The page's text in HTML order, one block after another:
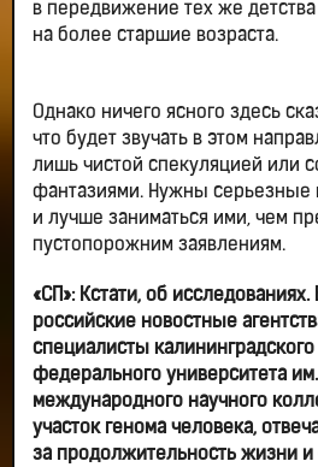
в передвижение тех же
на более старшие возраста.
Однако ничего ясного здесь
что будет звучать в этом
лишь чистой спекуляцией или
фантазиями. Нужны серьезные
и лучше заниматься ими, чем
пустопорожним заявлениям.
«СП»: Кстати, об
российские новостные
специалисты калининградского
федерального университета
международного научного
участок генома человека,
за продолжительность жизни